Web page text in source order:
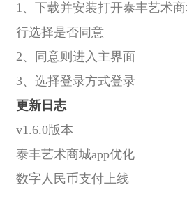
1、下载并安装打开泰丰艺术
行选择是否同意
2、同意则进入主界面
3、选择登录方式登录
更新日志
v1.6.0版本
泰丰艺术商城app优化
数字人民币支付上线